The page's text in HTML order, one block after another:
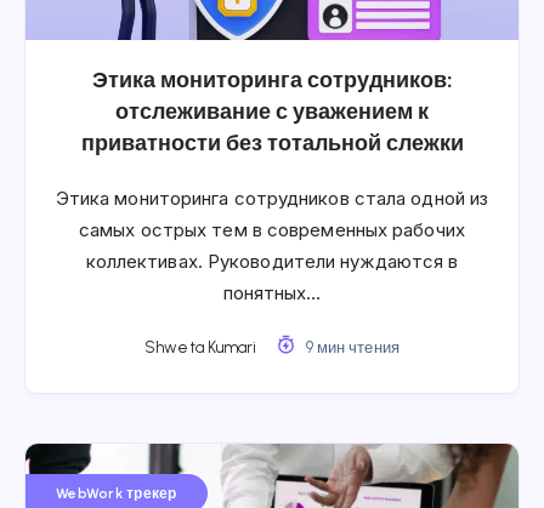
Этика мониторинга сотрудников:
отслеживание с уважением к
приватности без тотальной слежки
Этика мониторинга сотрудников стала одной из
самых острых тем в современных рабочих
коллективах. Руководители нуждаются в
понятных…
Shweta Kumari 9 мин чтения
WebWork трекер